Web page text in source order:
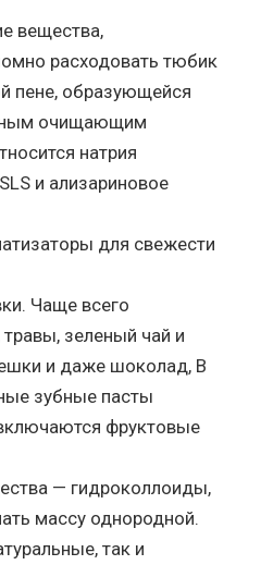
вещества,
расходовать тюбик
пене, образующейся
очищающим
натрия
и ализариновое
для свежести
Чаще всего
травы, зеленый чай и
и даже шоколад, В
зубные пасты
фруктовые
— гидроколлоиды,
массу однородной.
так и